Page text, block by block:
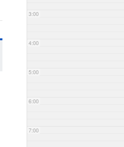
3:00
4:00
5:00
6:00
7:00